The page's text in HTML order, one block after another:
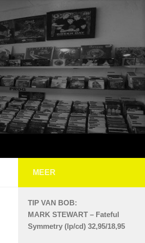
MEER
TIP VAN BOB:
MARK STEWART – Fateful
Symmetry (lp/cd) 32,95/18,95